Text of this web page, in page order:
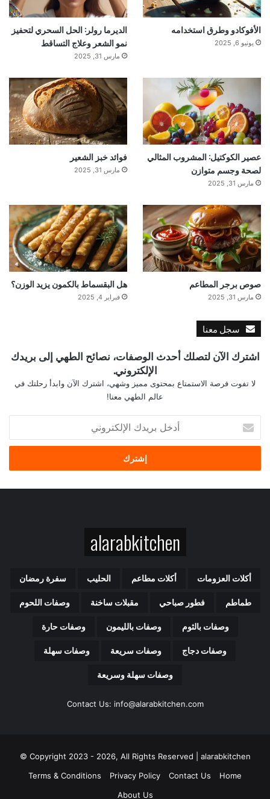
الأفوكادو وطرق استخدامه
يونيو 6, 2025
الديرما رولر: الحل السحري لتحفيز
نمو الشعر وعلاج التساقط
مارس 31, 2025
عصير الكوكتيل: المشروب المثالي
لصحة وجسم متوازن
مارس 31, 2025
فوائد خبز الشعير
مارس 31, 2025
صوص برجر المطاعم
مارس 31, 2025
هل البقسماط بالكمون يزيد الوزن؟
فبراير 4, 2025
سجل معنا
اشترك الآن لتصلك أحدث الوصفات، نصائح الطهي إلى بريدك
الإلكتروني.
لا تفوت فرصة الاستمتاع بمحتوى مميز وشهي، اشترك الآن وابدأ رحلتك في
عالم الطهي معنا!
خ
ب
alarabkitchen
أكلات العزومات أكلات مطاعم الحليب سفرة رمضان
طماطم فطور صباحي مقبلات ساخنة وصفات اللحوم
وصفات بالثوم وصفات بالليمون وصفات حارة
وصفات دجاج وصفات سريعة وصفات سهلة
وصفات سهلة وسريعة
Contact Us: info@alarabkitchen.com
Copyright 2023 - 2026, All Rights Reserved | alarabkitchen ©
Home
Contact Us
Privacy Policy
Terms & Conditions
About Us